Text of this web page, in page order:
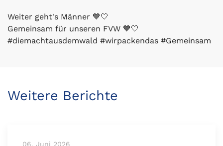
Weiter geht's Männer 💙🤍
Gemeinsam für unseren FVW 💙🤍
#diemachtausdemwald #wirpackendas #Gemeinsam
Weitere Berichte
06. Juni 2026